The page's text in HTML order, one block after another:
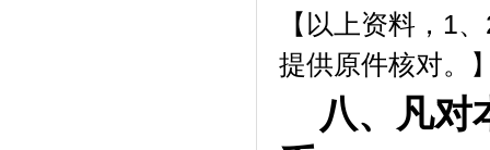
【以上资料，1
提供原件核对。
八、凡对